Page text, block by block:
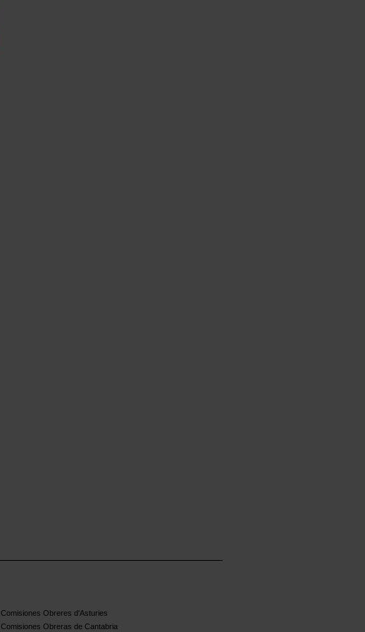
Comisiones Obreres d'Asturies
Comisiones Obreras de Cantabria